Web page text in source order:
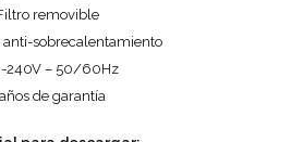
removible
anti-sobrecalentamiento
240V – 50/60Hz
de garantía